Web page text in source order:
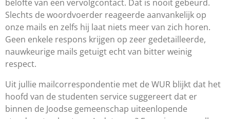
belofte van een vervolgcontact. Dat is nooit gebeurd.
Slechts de woordvoerder reageerde aanvankelijk op
onze mails en zelfs hij laat niets meer van zich horen.
Geen enkele respons krijgen op zeer gedetailleerde,
nauwkeurige mails getuigt echt van bitter weinig
respect.
Uit jullie mailcorrespondentie met de WUR blijkt dat het
hoofd van de studenten service suggereert dat er
binnen de Joodse gemeenschap uiteenlopende